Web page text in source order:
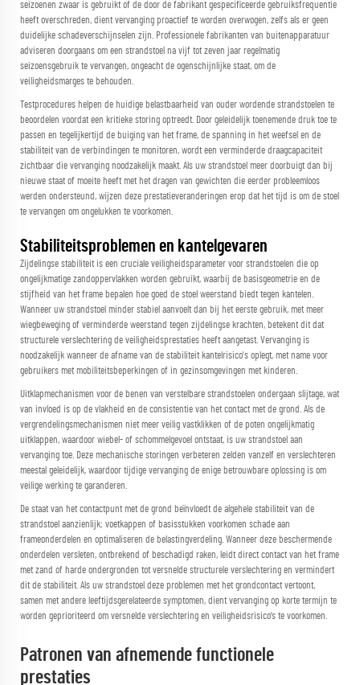
seizoenen zwaar is gebruikt of de door de fabrikant gespecificeerde gebruiksfrequentie
heeft overschreden, dient vervanging proactief te worden overwogen, zelfs als er geen
duidelijke schadeverschijnselen zijn. Professionele fabrikanten van buitenapparatuur
adviseren doorgaans om een strandstoel na vijf tot zeven jaar regelmatig
seizoensgebruik te vervangen, ongeacht de ogenschijnlijke staat, om de
veiligheidsmarges te behouden.
Testprocedures helpen de huidige belastbaarheid van ouder wordende strandstoelen te
beoordelen voordat een kritieke storing optreedt. Door geleidelijk toenemende druk toe te
passen en tegelijkertijd de buiging van het frame, de spanning in het weefsel en de
stabiliteit van de verbindingen te monitoren, wordt een verminderde draagcapaciteit
zichtbaar die vervanging noodzakelijk maakt. Als uw strandstoel meer doorbuigt dan bij
nieuwe staat of moeite heeft met het dragen van gewichten die eerder probleemloos
werden ondersteund, wijzen deze prestatieveranderingen erop dat het tijd is om de stoel
te vervangen om ongelukken te voorkomen.
Stabiliteitsproblemen en kantelgevaren
Zijdelingse stabiliteit is een cruciale veiligheidsparameter voor strandstoelen die op
ongelijkmatige zandoppervlakken worden gebruikt, waarbij de basisgeometrie en de
stijfheid van het frame bepalen hoe goed de stoel weerstand biedt tegen kantelen.
Wanneer uw strandstoel minder stabiel aanvoelt dan bij het eerste gebruik, met meer
wiegbeweging of verminderde weerstand tegen zijdelingse krachten, betekent dit dat
structurele verslechtering de veiligheidsprestaties heeft aangetast. Vervanging is
noodzakelijk wanneer de afname van de stabiliteit kantelrisico's oplegt, met name voor
gebruikers met mobiliteitsbeperkingen of in gezinsomgevingen met kinderen.
Uitklapmechanismen voor de benen van verstelbare strandstoelen ondergaan slijtage, wat
van invloed is op de vlakheid en de consistentie van het contact met de grond. Als de
vergrendelingsmechanismen niet meer veilig vastklikken of de poten ongelijkmatig
uitklappen, waardoor wiebel- of schommelgevoel ontstaat, is uw strandstoel aan
vervanging toe. Deze mechanische storingen verbeteren zelden vanzelf en verslechteren
meestal geleidelijk, waardoor tijdige vervanging de enige betrouwbare oplossing is om
veilige werking te garanderen.
De staat van het contactpunt met de grond beïnvloedt de algehele stabiliteit van de
strandstoel aanzienlijk; voetkappen of basisstukken voorkomen schade aan
frameonderdelen en optimaliseren de belastingverdeling. Wanneer deze beschermende
onderdelen versleten, ontbrekend of beschadigd raken, leidt direct contact van het frame
met zand of harde ondergronden tot versnelde structurele verslechtering en vermindert
dit de stabiliteit. Als uw strandstoel deze problemen met het grondcontact vertoont,
samen met andere leeftijdsgerelateerde symptomen, dient vervanging op korte termijn te
worden geprioriteerd om versnelde verslechtering en veiligheidsrisico’s te voorkomen.
Patronen van afnemende functionele
prestaties